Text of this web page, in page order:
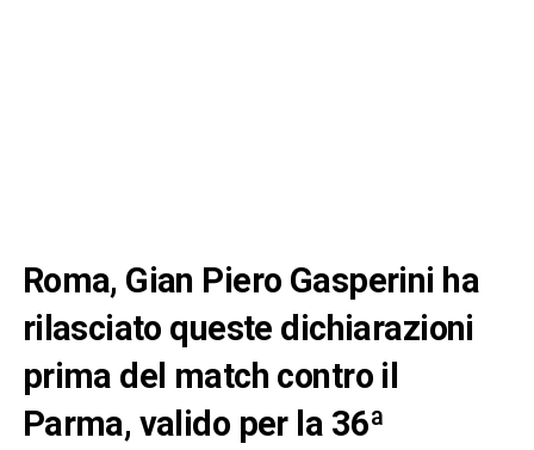
Roma, Gian Piero Gasperini ha
rilasciato queste dichiarazioni
prima del match contro il
Parma, valido per la 36ª